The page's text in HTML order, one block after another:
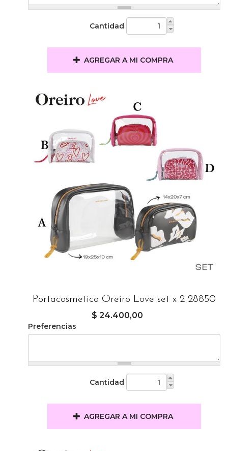
Cantidad
AGREGAR A MI COMPRA
Portacosmetico Oreiro Love set x 2 28850
$ 24.400,00
Preferencias
Cantidad
AGREGAR A MI COMPRA